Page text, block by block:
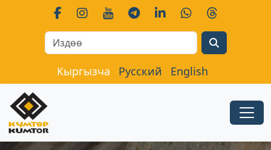
Кыргызча Русский English